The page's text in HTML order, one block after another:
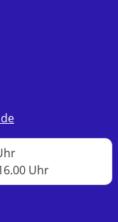
Uhr